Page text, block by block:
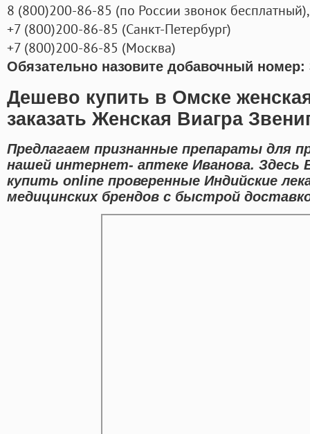
8 (800)200-86-85 (по России звонок бесплатный),
+7 (800)200-86-85 (Санкт-Петербург)
+7 (800)200-86-85 (Москва)
Обязательно назовите добавочный номер:
Дешево купить в Омске
заказать Женская Виагра
Предлагаем признанные препараты для
нашей интернет- аптеке Иванова. Здесь
купить online проверенные Индийские
медицинских брендов с быстрой